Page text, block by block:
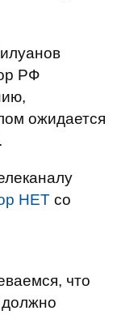
РФ
ожидается
НЕТ со
что